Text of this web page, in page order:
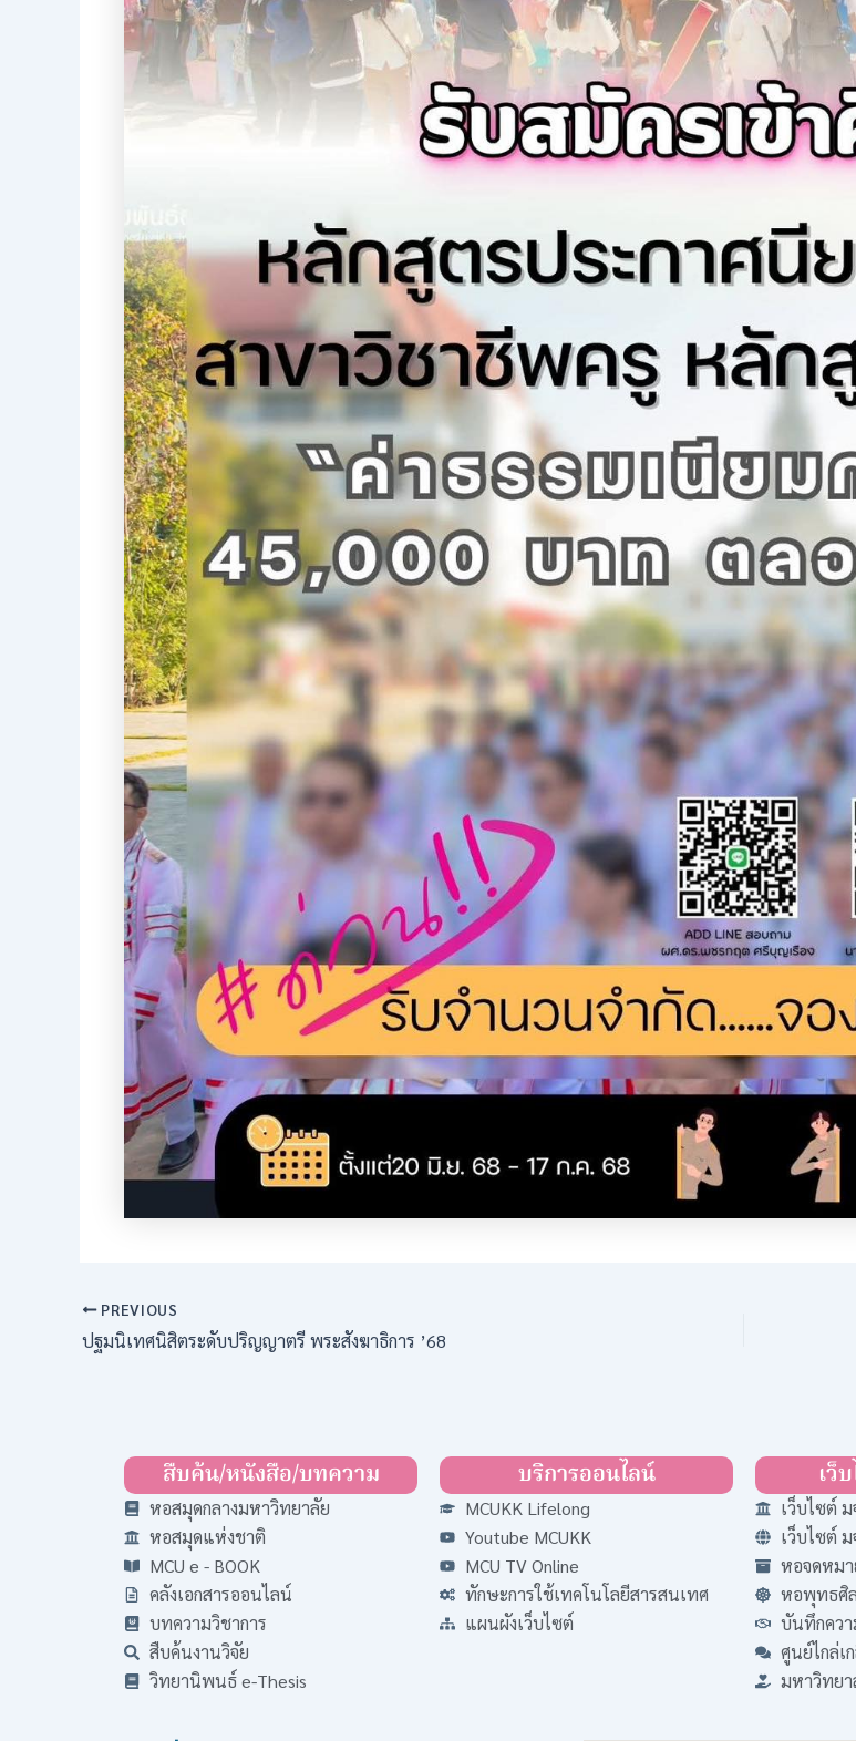
PREVIOUS
ปฐมนิเทศนิสิตระดับปริญญาตรี พระสังฆาธิการ ’68
สืบค้น/หนังสือ/บทความ
หอสมุดกลางมหาวิทยาลัย
หอสมุดแห่งชาติ
MCU e - BOOK
คลังเอกสารออนไลน์
บทความวิชาการ
สืบค้นงานวิจัย
วิทยานิพนธ์ e-Thesis
บริการออนไลน์
MCUKK Lifelong
Youtube MCUKK
MCU TV Online
ทักษะการใช้เทคโนโลยีสารสนเทศ
แผนผังเว็บไซต์
เว็
เว็บไซต์
เว็บไซต์
หอจดหม
หอพุทธศิ
บันทึกควา
ศูนย์ไกล่
มหาวิทยา